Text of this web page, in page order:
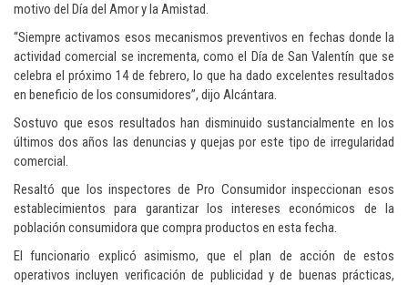
motivo del Día del Amor y la Amistad.
“Siempre activamos esos mecanismos preventivos en fechas donde la
actividad comercial se incrementa, como el Día de San Valentín que se
celebra el próximo 14 de febrero, lo que ha dado excelentes resultados
en beneficio de los consumidores”, dijo Alcántara.
Sostuvo que esos resultados han disminuido sustancialmente en los
últimos dos años las denuncias y quejas por este tipo de irregularidad
comercial.
Resaltó que los inspectores de Pro Consumidor inspeccionan esos
establecimientos para garantizar los intereses económicos de la
población consumidora que compra productos en esta fecha.
El funcionario explicó asimismo, que el plan de acción de estos
operativos incluyen verificación de publicidad y de buenas prácticas,